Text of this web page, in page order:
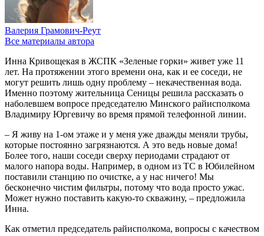
Валерия Грамович-Реут
Все материалы автора
Инна Кривощекая в ЖСПК «Зеленые горки» живет уже 11
лет. На протяжении этого времени она, как и ее соседи, не
могут решить лишь одну проблему – некачественная вода.
Именно поэтому жительница Сеницы решила рассказать о
наболевшем вопросе председателю Минского райисполкома
Владимиру Юргевичу во время прямой телефонной линии.
– Я живу на 1-ом этаже и у меня уже дважды меняли трубы,
которые постоянно загрязнаются. А это ведь новые дома!
Более того, наши соседи сверху периодами страдают от
малого напора воды. Например, в одном из ТС в Юбилейном
поставили станцию по очистке, а у нас ничего! Мы
бесконечно чистим фильтры, потому что вода просто ужас.
Может нужно поставить какую-то скважину, – предложила
Инна.
Как отметил председатель райисполкома, вопросы с качеством